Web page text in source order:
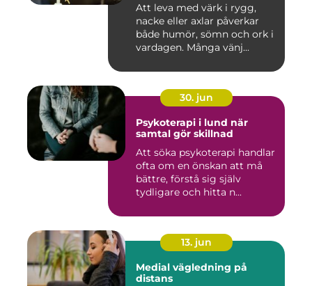
Att leva med värk i rygg,
nacke eller axlar påverkar
både humör, sömn och ork i
vardagen. Många vänj...
30. jun
Psykoterapi i lund när
samtal gör skillnad
Att söka psykoterapi handlar
ofta om en önskan att må
bättre, förstå sig själv
tydligare och hitta n...
13. jun
Medial vägledning på
distans